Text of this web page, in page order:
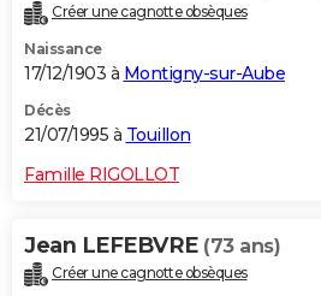
Créer une cagnotte obsèques
Naissance
17/12/1903 à Montigny-sur-Aube
Décès
21/07/1995 à Touillon
Famille RIGOLLOT
Jean LEFEBVRE (73 ans)
Créer une cagnotte obsèques